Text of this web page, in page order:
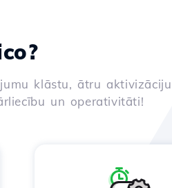
klāstu, ātru
un operativitāti!